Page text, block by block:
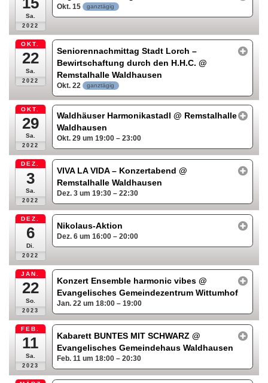
Sa.
2022
Okt. 15 ganztägig
OKT.
22
Sa.
2022
Seniorennachmittag Stadt Lorch –
Bewirtschaftung durch den H.H.C.@
Remstalhalle Waldhausen
Okt. 22 ganztägig
OKT.
29
Sa.
2022
Waldhäuser Harmonikastadl@ Remstalhalle
Waldhausen
Okt. 29 um 19:00 – 23:00
DEZ.
3
Sa.
2022
VIVA LA VIDA – Konzertabend@
Remstalhalle Waldhausen
Dez. 3 um 19:30 – 22:30
DEZ.
6
Di.
2022
Nikolaus-Aktion
Dez. 6 um 16:00 – 20:00
JAN.
22
So.
2023
Konzert Ensemble harmonic vibes@
Evangelisches Gemeindezentrum Wittumhof
Jan. 22 um 18:00 – 19:00
FEB.
11
Sa.
2023
Kabarett BUNTES MIT SCHWARZ@
Evangelisches Gemeindehaus Waldhausen
Feb. 11 um 18:00 – 20:30